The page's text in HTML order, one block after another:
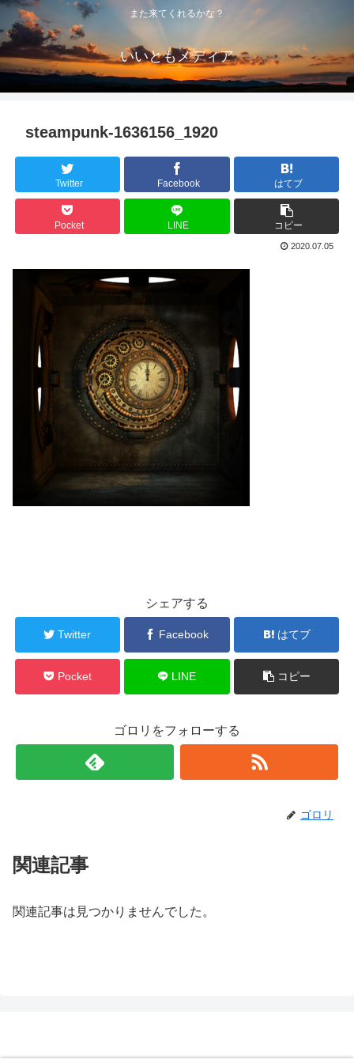
また来てくれるかな？
いいともメディア
steampunk-1636156_1920
Twitter Facebook はてブ
Pocket LINE コピー
2020.07.05
シェアする
Twitter Facebook はてブ
Pocket LINE コピー
ゴロリをフォローする
ゴロリ
関連記事
関連記事は見つかりませんでした。
いいともメディア